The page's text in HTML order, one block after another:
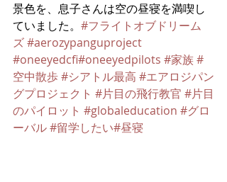
景色を、息子さんは空の昼寝を満喫し
ていました。 #フライトオブドリーム
ズ#aerozypanguproject
#oneeyedcfi#oneeyedpilots #家族#
空中散歩#シアトル最高 #エアロジパン
グプロジェクト #片目の飛行教官 #片目
のパイロット #globaleducation #グロ
ーバル#留学したい#昼寝